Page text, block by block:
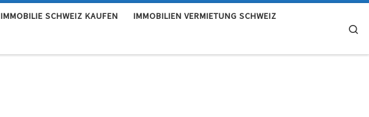
IMMOBILIE SCHWEIZ KAUFEN IMMOBILIEN VERMIETUNG SCHWEIZ